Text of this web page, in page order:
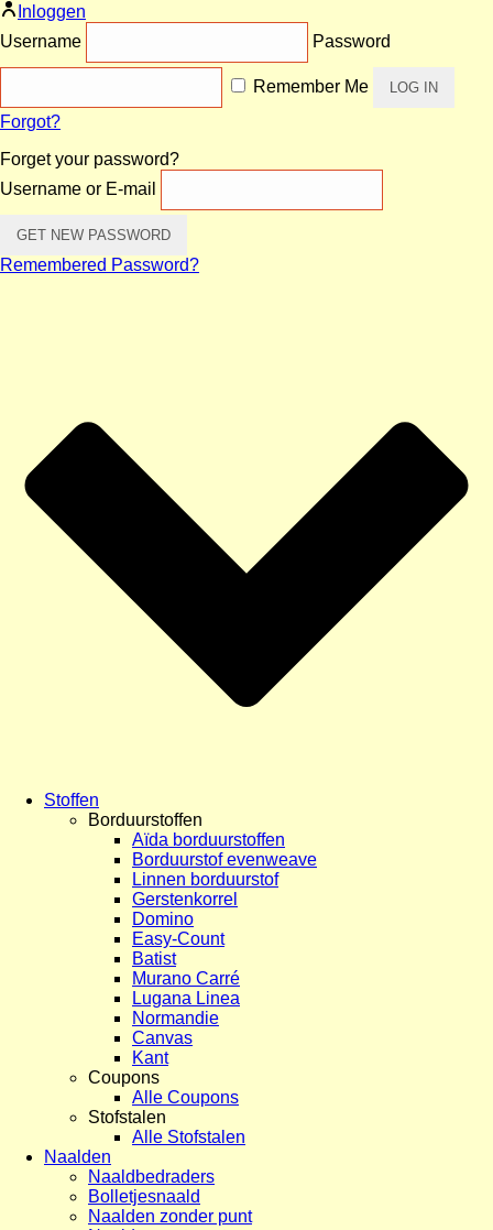
Inloggen
Username
Password
Remember Me
Forgot?
Forget your password?
Username or E-mail
Remembered Password?
Stoffen
Borduurstoffen
Aïda borduurstoffen
Borduurstof evenweave
Linnen borduurstof
Gerstenkorrel
Domino
Easy-Count
Batist
Murano Carré
Lugana Linea
Normandie
Canvas
Kant
Coupons
Alle Coupons
Stofstalen
Alle Stofstalen
Naalden
Naaldbedraders
Bolletjesnaald
Naalden zonder punt